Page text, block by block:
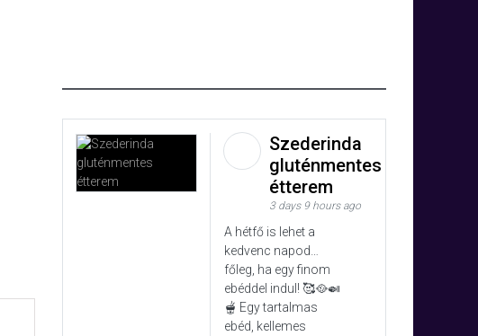
Szederinda
gluténmentes
étterem
3 days 9 hours ago
A hétfő is lehet a
kedvenc napod…
főleg, ha egy finom
ebéddel indul! 🥰🥘🍛
🫕 Egy tartalmas
ebéd, kellemes